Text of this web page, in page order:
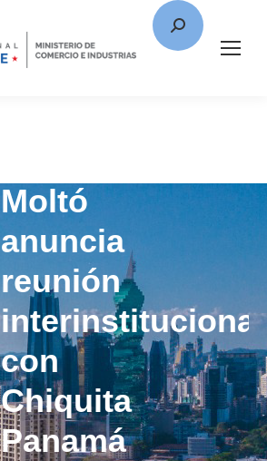
Moltó
anuncia
reunión
interinstitucional
con
Chiquita
Panamá